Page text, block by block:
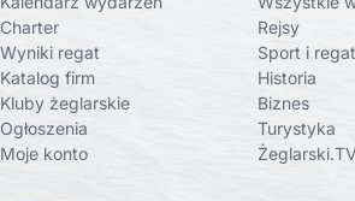
Charter
Wyniki regat
Katalog firm
Kluby żeglarskie
Ogłoszenia
Moje konto
Rejsy
Sport i
Historia
Biznes
Turystyka
Żeglarski.TV